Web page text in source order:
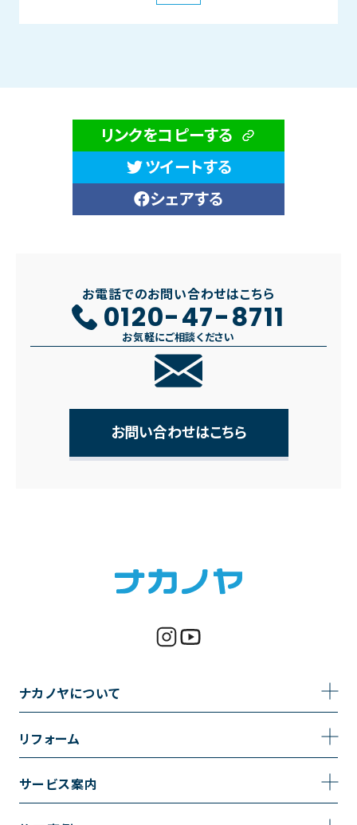
リンクをコピーする
ツイートする
シェアする
お電話でのお問い合わせはこちら
0120-47-8711
お気軽にご相談ください
お問い合わせはこちら
ナカノヤについて
事業内容
採用情報
リフォーム
トイレのリフォーム
サービス案内
サービスの流れ